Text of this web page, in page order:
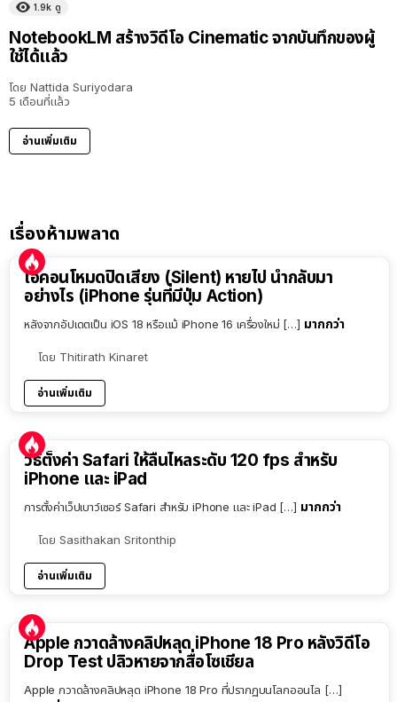
1.9k ดู
NotebookLM สร้างวิดีโอ Cinematic จากบันทึกของผู้
ใช้ได้แล้ว
โดย Nattida Suriyodara
5 เดือนที่แล้ว
อ่านเพิ่มเติม
เรื่องห้ามพลาด
ไอคอนโหมดปิดเสียง (Silent) หายไป นำกลับมา
อย่างไร (iPhone รุ่นที่มีปุ่ม Action)
หลังจากอัปเดตเป็น iOS 18 หรือแม้ iPhone 16 เครื่องใหม่ […] มากกว่า
โดย Thitirath Kinaret
อ่านเพิ่มเติม
วิธีตั้งค่า Safari ให้ลื่นไหลระดับ 120 fps สำหรับ
iPhone และ iPad
การตั้งค่าเว็ปเบาว์เซอร์ Safari สำหรับ iPhone และ iPad […] มากกว่า
โดย Sasithakan Sritonthip
อ่านเพิ่มเติม
Apple กวาดล้างคลิปหลุด iPhone 18 Pro หลังวิดีโอ
Drop Test ปลิวหายจากสื่อโซเชียล
Apple กวาดล้างคลิปหลุด iPhone 18 Pro ที่ปรากฏบนโลกออนไล […]